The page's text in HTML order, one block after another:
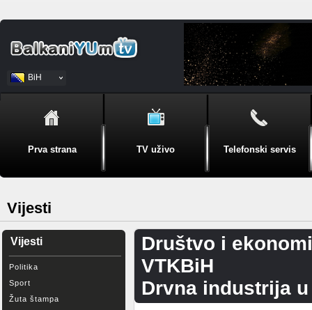
BiH
Srpski
Prva strana TV uživo Telefonski servis
Vijesti
Vijesti
Politika
Sport
Žuta štampa
Društvo i
VTKBiH
Drvna industrija